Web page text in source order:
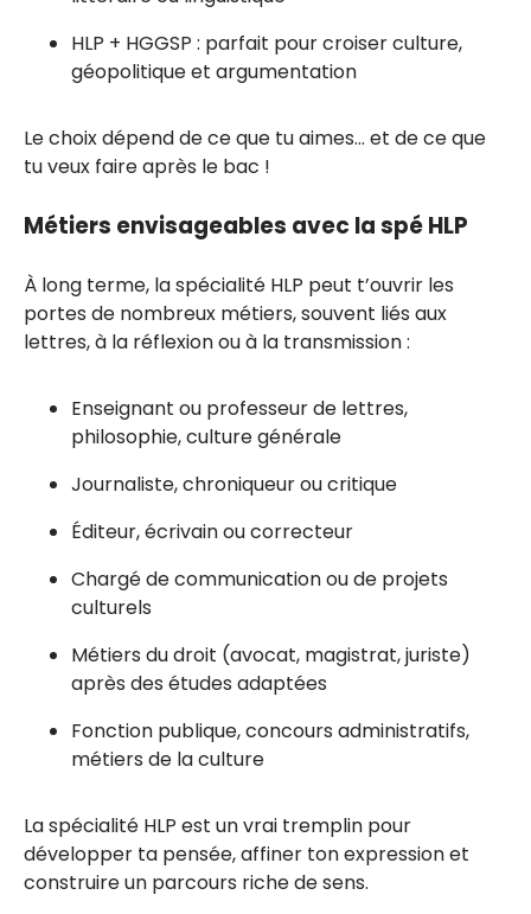
HLP + HGGSP : parfait pour croiser culture,
géopolitique et argumentation
Le choix dépend de ce que tu aimes… et de ce que
tu veux faire après le bac !
Métiers envisageables avec la spé HLP
À long terme, la spécialité HLP peut t’ouvrir les
portes de nombreux métiers, souvent liés aux
lettres, à la réflexion ou à la transmission :
Enseignant ou professeur de lettres,
philosophie, culture générale
Journaliste, chroniqueur ou critique
Éditeur, écrivain ou correcteur
Chargé de communication ou de projets
culturels
Métiers du droit (avocat, magistrat, juriste)
après des études adaptées
Fonction publique, concours administratifs,
métiers de la culture
La spécialité HLP est un vrai tremplin pour
développer ta pensée, affiner ton expression et
construire un parcours riche de sens.